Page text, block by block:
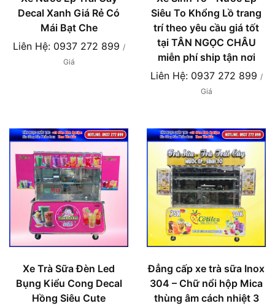
Decal Xanh Giá Rẻ Có
Mái Bạt Che
Liên Hệ: 0937 272 899 /
Giá
Siêu To Khổng Lồ trang
trí theo yêu cầu giá tốt
tại TÂN NGỌC CHÂU
miễn phí ship tận nơi
Liên Hệ: 0937 272 899 /
Giá
Xe Trà Sữa Đèn Led
Bụng Kiểu Cong Decal
Hồng Siêu Cute
Đẳng cấp xe trà sữa Inox
304 – Chữ nổi hộp Mica
thùng âm cách nhiệt 3